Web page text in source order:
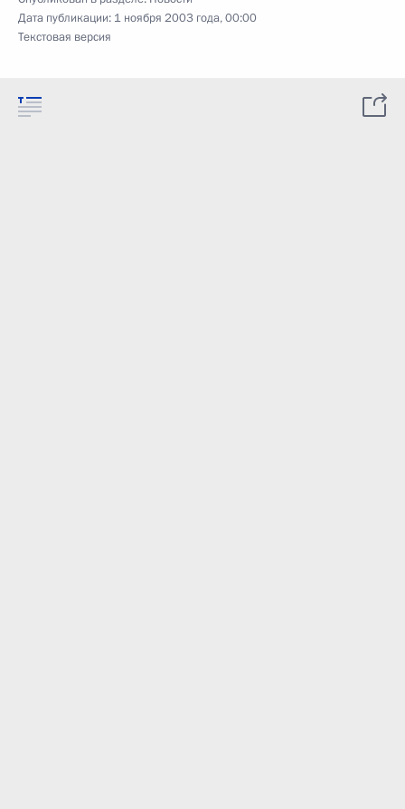
Дата публикации: 1 ноября 2003 года, 00:00
Текстовая версия